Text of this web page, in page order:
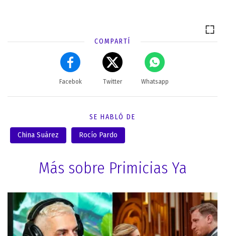
COMPARTÍ
Facebok Twitter Whatsapp
SE HABLÓ DE
China Suárez Rocío Pardo
Más sobre Primicias Ya